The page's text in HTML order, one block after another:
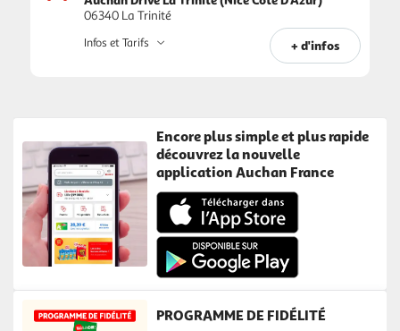
06340 La Trinité
+ d'infos
Infos et Tarifs
Encore plus simple et plus rapide
découvrez la nouvelle
application Auchan France
PROGRAMME DE FIDÉLITÉ